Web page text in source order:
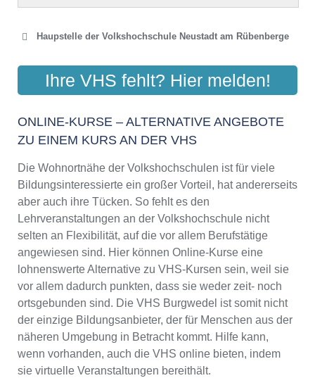
Haupstelle der Volkshochschule Neustadt am Rübenberge
VHS HANNOVER LAND
Schlossstraße 1, 31535 Neustadt a. Rbge.
Ihre VHS fehlt? Hier melden!
ONLINE-KURSE – ALTERNATIVE ANGEBOTE
ZU EINEM KURS AN DER VHS
Die Wohnortnähe der Volkshochschulen ist für viele
Bildungsinteressierte ein großer Vorteil, hat andererseits
aber auch ihre Tücken. So fehlt es den
Lehrveranstaltungen an der Volkshochschule nicht
selten an Flexibilität, auf die vor allem Berufstätige
angewiesen sind. Hier können Online-Kurse eine
lohnenswerte Alternative zu VHS-Kursen sein, weil sie
vor allem dadurch punkten, dass sie weder zeit- noch
ortsgebunden sind. Die VHS Burgwedel ist somit nicht
der einzige Bildungsanbieter, der für Menschen aus der
näheren Umgebung in Betracht kommt. Hilfe kann,
wenn vorhanden, auch die VHS online bieten, indem
sie virtuelle Veranstaltungen bereithält.